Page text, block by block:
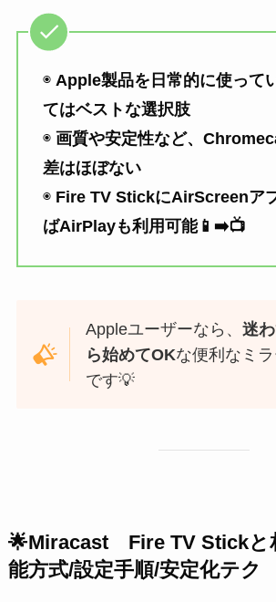
◉ Apple製品を日常的に使って
てはベストな選択肢
◉ 画質や安定性など、
差はほぼない
◉ Fire TV StickにAirScreenア
ばAirPlayも利用可能📱➡️📺
Appleユーザーなら、迷
ら始めてOKな便利なミ
です💡
🌟Miracast Fire TV Stickと
能方式/設定手順/安定化テク